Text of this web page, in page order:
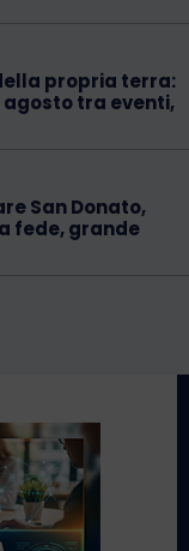
propria terra:
tra eventi,
San Donato,
fede, grande